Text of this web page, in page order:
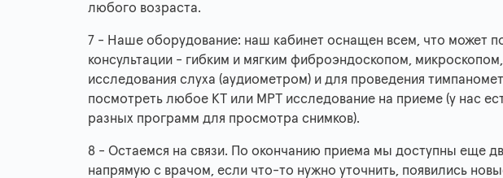
любого возраста.
7 - Наше оборудование: наш кабинет оснащен всем, что может
консультации - гибким и мягким фиброэндоскопом,
исследования слуха (аудиометром) и для проведения
посмотреть любое КТ или МРТ исследование на приеме (у нас
разных программ для просмотра снимков).
8 - Остаемся на связи. По окончанию приема мы доступны еще
напрямую с врачом, если что-то нужно уточнить, появились